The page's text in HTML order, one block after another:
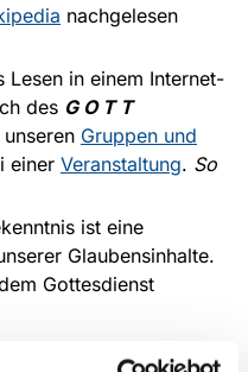
nachgelesen
Lesen in einem Internet-
des G O T T
Gruppen und
einer Veranstaltung. So
ist eine
Glaubensinhalte.
Gottesdienst
den Vater, den